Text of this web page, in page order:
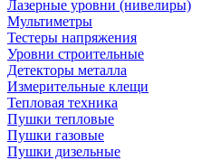
Лазерные уровни (нивелиры)
Мультиметры
Тестеры напряжения
Уровни строительные
Детекторы металла
Измерительные клещи
Тепловая техника
Пушки тепловые
Пушки газовые
Пушки дизельные